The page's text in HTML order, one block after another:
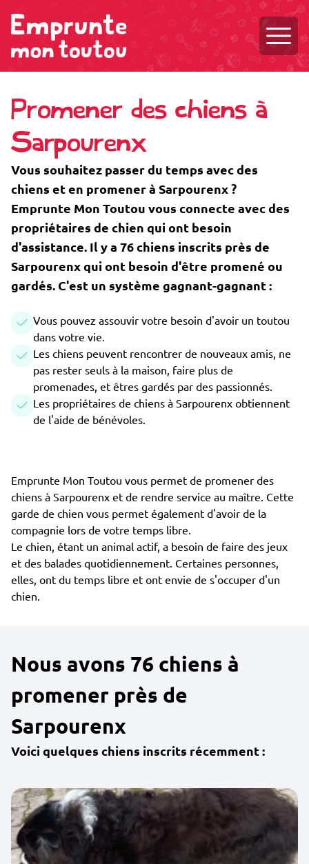
Promener des chiens à
Sarpourenx
Vous souhaitez passer du temps avec des
chiens et en promener à Sarpourenx ?
Emprunte Mon Toutou vous connecte avec des
propriétaires de chien qui ont besoin
d'assistance. Il y a 76 chiens inscrits près de
Sarpourenx qui ont besoin d'être promené ou
gardés. C'est un système gagnant-gagnant :
Vous pouvez assouvir votre besoin d'avoir un toutou
dans votre vie.
Les chiens peuvent rencontrer de nouveaux amis, ne
pas rester seuls à la maison, faire plus de
promenades, et êtres gardés par des passionnés.
Les propriétaires de chiens à Sarpourenx obtiennent
de l'aide de bénévoles.
Emprunte Mon Toutou vous permet de promener des
chiens à Sarpourenx et de rendre service au maître. Cette
garde de chien vous permet également d'avoir de la
compagnie lors de votre temps libre.
Le chien, étant un animal actif, a besoin de faire des jeux
et des balades quotidiennement. Certaines personnes,
elles, ont du temps libre et ont envie de s'occuper d'un
chien.
Nous avons 76 chiens à
promener près de
Sarpourenx
Voici quelques chiens inscrits récemment :